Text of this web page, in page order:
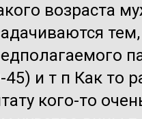
возраста
45) и т п Как то
кого-то